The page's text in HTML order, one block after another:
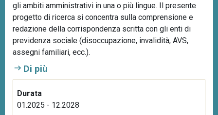
gli ambiti amministrativi in ​​una o più lingue. Il presente
progetto di ricerca si concentra sulla comprensione e
redazione della corrispondenza scritta con gli enti di
previdenza sociale (disoccupazione, invalidità, AVS,
assegni familiari, ecc.).
Di più
Durata
01.2025 - 12.2028